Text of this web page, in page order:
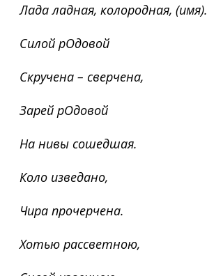
Лада ладная, колородная, (имя).
Силой рОдовой
Скручена – сверчена,
Зарей рОдовой
На нивы сошедшая.
Коло изведано,
Чира прочерчена.
Хотью рассветною,